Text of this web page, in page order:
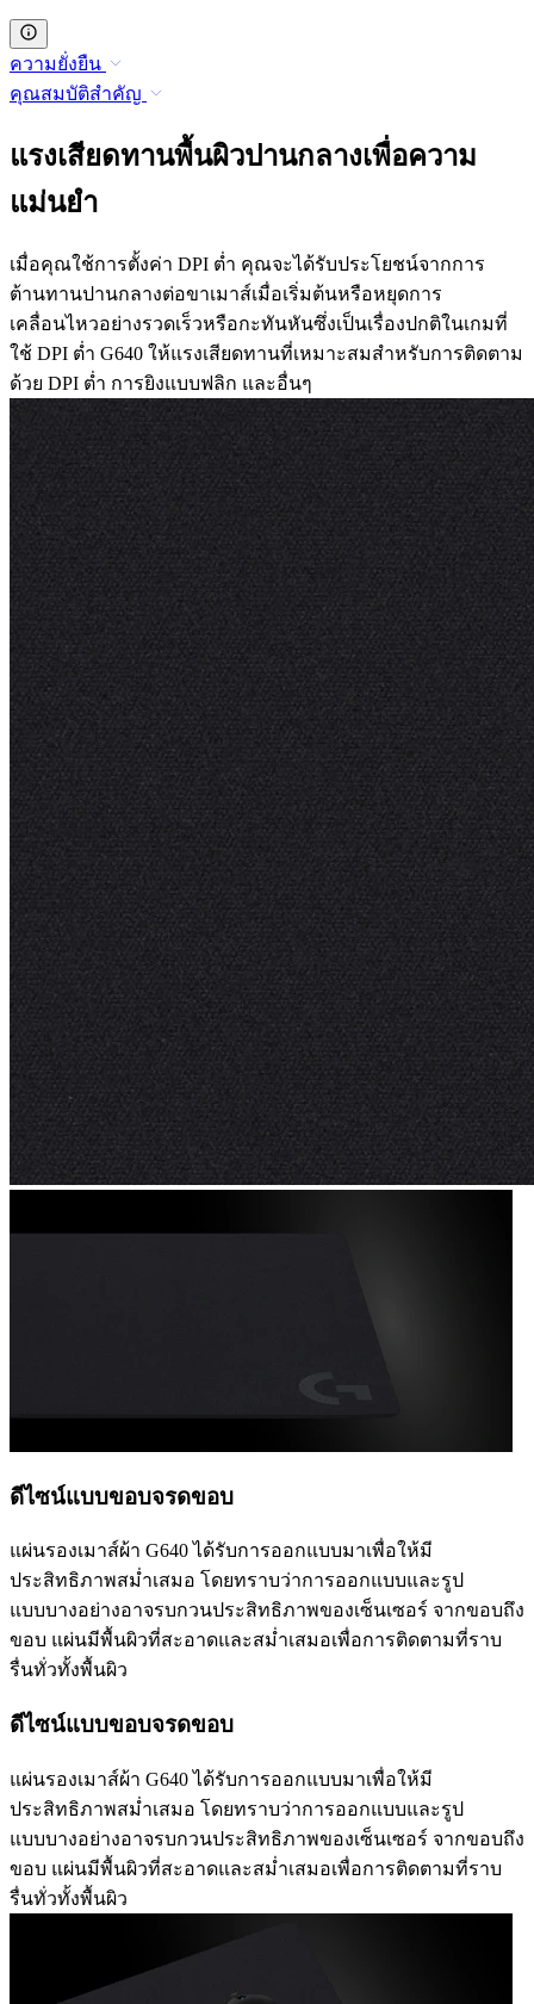
ความยั่งยืน
คุณสมบัติสำคัญ
แรงเสียดทานพื้นผิวปานกลางเพื่อความ
แม่นยำ
เมื่อคุณใช้การตั้งค่า DPI ต่ำ คุณจะได้รับประโยชน์จากการ
ต้านทานปานกลางต่อขาเมาส์เมื่อเริ่มต้นหรือหยุดการ
เคลื่อนไหวอย่างรวดเร็วหรือกะทันหันซึ่งเป็นเรื่องปกติในเกมที่
ใช้ DPI ต่ำ G640 ให้แรงเสียดทานที่เหมาะสมสำหรับการติดตาม
ด้วย DPI ต่ำ การยิงแบบฟลิก และอื่นๆ
ดีไซน์แบบขอบจรดขอบ
แผ่นรองเมาส์ผ้า G640 ได้รับการออกแบบมาเพื่อให้มี
ประสิทธิภาพสม่ำเสมอ โดยทราบว่าการออกแบบและรูป
แบบบางอย่างอาจรบกวนประสิทธิภาพของเซ็นเซอร์ จากขอบถึง
ขอบ แผ่นมีพื้นผิวที่สะอาดและสม่ำเสมอเพื่อการติดตามที่ราบ
รื่นทั่วทั้งพื้นผิว
ดีไซน์แบบขอบจรดขอบ
แผ่นรองเมาส์ผ้า G640 ได้รับการออกแบบมาเพื่อให้มี
ประสิทธิภาพสม่ำเสมอ โดยทราบว่าการออกแบบและรูป
แบบบางอย่างอาจรบกวนประสิทธิภาพของเซ็นเซอร์ จากขอบถึง
ขอบ แผ่นมีพื้นผิวที่สะอาดและสม่ำเสมอเพื่อการติดตามที่ราบ
รื่นทั่วทั้งพื้นผิว